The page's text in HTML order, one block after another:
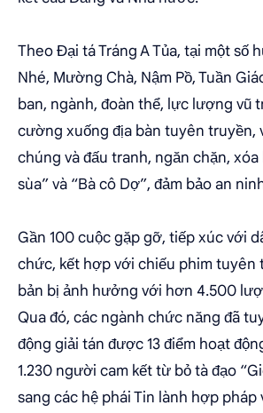
Theo Đại tá Tráng A Tủa, tại một số
Nhé, Mường Chà, Nậm Pồ, Tuần
ban, ngành, đoàn thể, lực lượng vũ
cường xuống địa bàn tuyên truyền,
chúng và đấu tranh, ngăn chặn, xóa
sùa” và “Bà cô Dợ”, đảm bảo an
Gần 100 cuộc gặp gỡ, tiếp xúc với
chức, kết hợp với chiếu phim tuyên
bản bị ảnh hưởng với hơn 4.500
Qua đó, các ngành chức năng đã
động giải tán được 13 điểm hoạt
1.230 người cam kết từ bỏ tà đạo
sang các hệ phái Tin lành hợp pháp